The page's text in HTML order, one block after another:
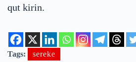
qut kirin.
Tags: sereke